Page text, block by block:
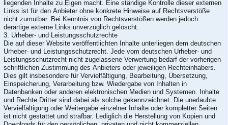
liegenden Inhalte zu Eigen macht. Eine ständige Kontrolle dieser externen
Links ist für den Anbieter ohne konkrete Hinweise auf Rechtsverstöße
nicht zumutbar. Bei Kenntnis von Rechtsverstößen werden jedoch
derartige externe Links unverzüglich gelöscht.
3. Urheber- und Leistungsschutzrechte
Die auf dieser Website veröffentlichten Inhalte unterliegen dem deutschen
Urheber- und Leistungsschutzrecht. Jede vom deutschen Urheber- und
Leistungsschutzrecht nicht zugelassene Verwertung bedarf der vorherigen
schriftlichen Zustimmung des Anbieters oder jeweiligen Rechteinhabers.
Dies gilt insbesondere für Vervielfältigung, Bearbeitung, Übersetzung,
Einspeicherung, Verarbeitung bzw. Wiedergabe von Inhalten in
Datenbanken oder anderen elektronischen Medien und Systemen. Inhalte
und Rechte Dritter sind dabei als solche gekennzeichnet. Die unerlaubte
Vervielfältigung oder Weitergabe einzelner Inhalte oder kompletter Seiten
ist nicht gestattet und strafbar. Lediglich die Herstellung von Kopien und